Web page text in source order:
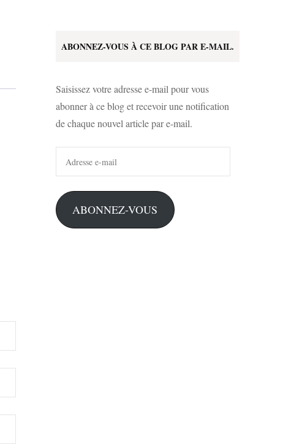
ABONNEZ-VOUS À CE BLOG PAR E-MAIL.
Saisissez votre adresse e-mail pour vous
abonner à ce blog et recevoir une notification
de chaque nouvel article par e-mail.
mail
ABONNEZ-VOUS